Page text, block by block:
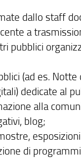
dallo staff
a
pubblici
(ad es. Notte
dedicate al
alla
blog;
di